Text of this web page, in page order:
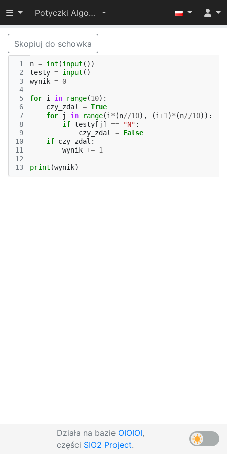
Przełącz widoczność menu
Potyczki Algorytmiczne 2022
Skopiuj do schowka
1
2
3
4
5
6
7
8
9
10
11
12
13
n = int (input ())
testy = input ()
wynik = 0
for i in range(10):
czy_zdal
= True
for
j in range(i * (n//10), (i+1 )* (n//10)):
if testy [ j ] == "N" :
czy_zdal
= False
if czy_zdal :
wynik += 1
print (wynik)
Działa na bazie OIOIOI,
części SIO2 Project.